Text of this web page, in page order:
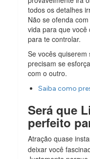
todos os detalhes
Não se ofenda
vida para que você
para te controlar.
Se vocês
precisam se
com o outro.
Saiba como
Será que
perfeito
Atração quase
deixar você